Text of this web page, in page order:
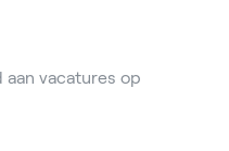
aan vacatures op